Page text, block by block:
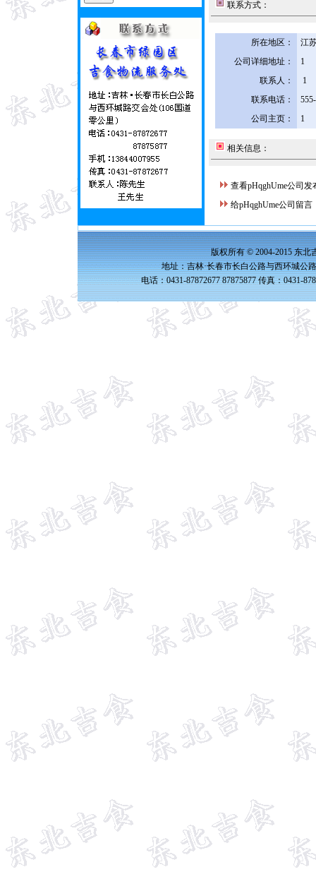
联系方式：
所在地区：
江
公司详细地址：
1
联系人：
1
联系电话：
公司主页：
1
相关信息：
查看pHqghUme公司发
给pHqghUme公司留言
版权所有 © 2004-2015 东北
地址：吉林·长春市长白公路与西环城公
电话：0431-87872677 87875877 传真：0431-